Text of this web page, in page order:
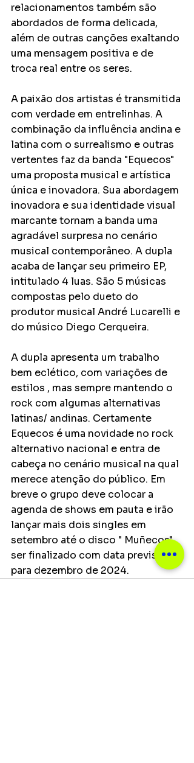
relacionamentos também são
abordados de forma delicada,
além de outras canções exaltando
uma mensagem positiva e de
troca real entre os seres.
A paixão dos artistas é transmitida
com verdade em entrelinhas. A
combinação da influência andina e
latina com o surrealismo e outras
vertentes faz da banda "Equecos"
uma proposta musical e artística
única e inovadora. Sua abordagem
inovadora e sua identidade visual
marcante tornam a banda uma
agradável surpresa no cenário
musical contemporâneo. A dupla
acaba de lançar seu primeiro EP,
intitulado 4 luas. São 5 músicas
compostas pelo dueto do
produtor musical André Lucarelli e
do músico Diego Cerqueira.
A dupla apresenta um trabalho
bem eclético, com variações de
estilos , mas sempre mantendo o
rock com algumas alternativas
latinas/ andinas. Certamente
Equecos é uma novidade no rock
alternativo nacional e entra de
cabeça no cenário musical na qual
merece atenção do público. Em
breve o grupo deve colocar a
agenda de shows em pauta e irão
lançar mais dois singles em
setembro até o disco " Muñecos"
ser finalizado com data prevista
para dezembro de 2024.